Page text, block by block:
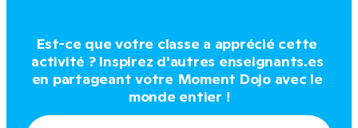
Est-ce que votre classe a apprécié cette
activité ? Inspirez d'autres enseignants.es
en partageant votre Moment Dojo avec le
monde entier !